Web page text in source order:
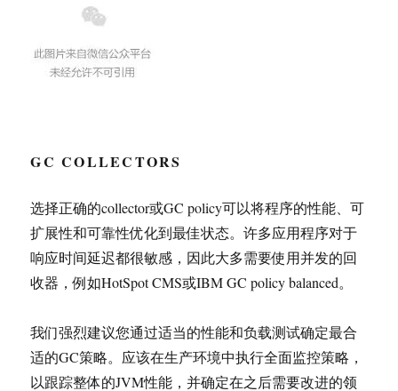
GC COLLECTORS
选择正确的collector或GC policy可以将程序的性能、可
扩展性和可靠性优化到最佳状态。许多应用程序对于
响应时间延迟都很敏感，因此大多需要使用并发的回
收器，例如HotSpot CMS或IBM GC policy balanced。
我们强烈建议您通过适当的性能和负载测试确定最合
适的GC策略。应该在生产环境中执行全面监控策略，
以跟踪整体的JVM性能，并确定在之后需要改进的领